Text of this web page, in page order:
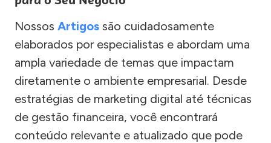
Nossos Artigos são cuidadosamente
elaborados por especialistas e abordam uma
ampla variedade de temas que impactam
diretamente o ambiente empresarial. Desde
estratégias de marketing digital até técnicas
de gestão financeira, você encontrará
conteúdo relevante e atualizado que pode